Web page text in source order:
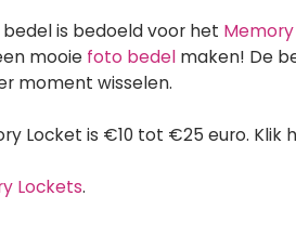
bedel is bedoeld voor het
mooie foto bedel maken! De
moment wisselen.
Locket is €10 tot €25 euro. Klik
Lockets.